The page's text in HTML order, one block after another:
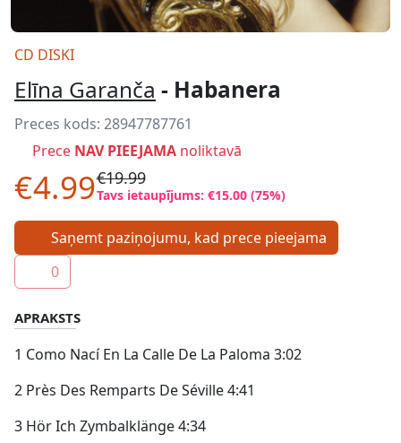
CD DISKI
Elīna Garanča - Habanera
Preces kods: 28947787761
Prece NAV PIEEJAMA noliktavā
€4.99€19.99
Tavs ietaupījums: €15.00 (75%)
Saņemt paziņojumu, kad prece pieejama
0
APRAKSTS
1 Como Nací En La Calle De La Paloma 3:02
2 Près Des Remparts De Séville 4:41
3 Hör Ich Zymbalklänge 4:34